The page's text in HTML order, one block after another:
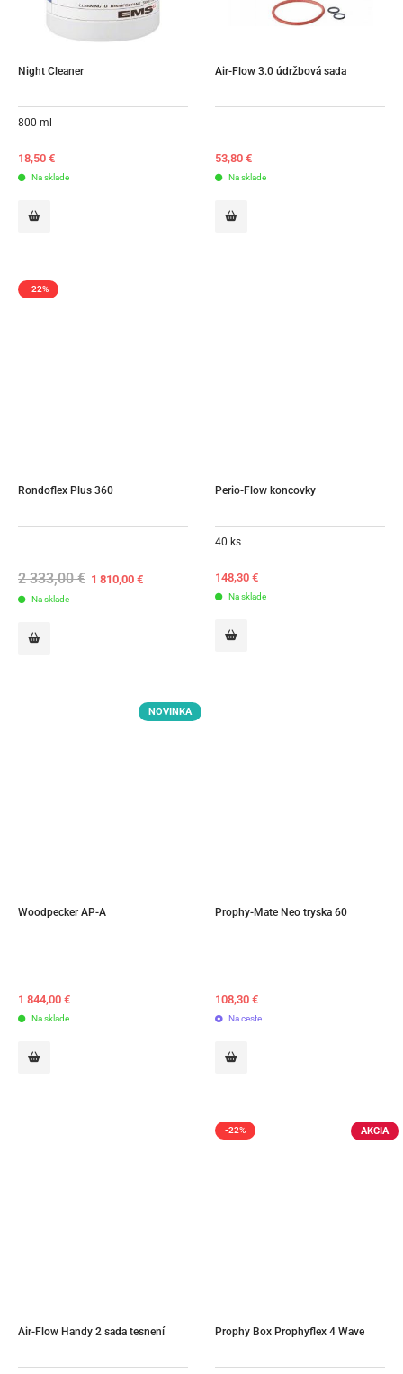
Night Cleaner
800 ml
18,50 €
Na sklade
Air-Flow 3.0 údržbová sada
53,80 €
Na sklade
-22%
Rondoflex Plus 360
2 333,00€ Original
1 810,00€Current
Na sklade
Perio-Flow koncovky
40 ks
148,30 €
Na sklade
NOVINKA
Woodpecker AP-A
1 844,00 €
Na sklade
Prophy-Mate Neo tryska 60
108,30 €
Na ceste
Air-Flow Handy 2 sada tesnení
AKCIA
-22%
Prophy Box Prophyflex 4 Wave